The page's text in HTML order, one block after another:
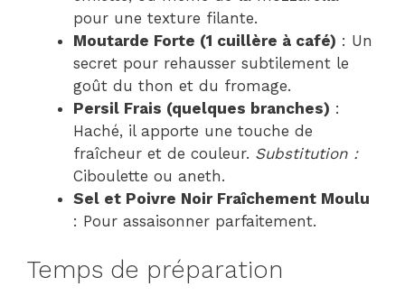
pour une texture filante.
Moutarde Forte (1 cuillère à café) : Un
secret pour rehausser subtilement le
goût du thon et du fromage.
Persil Frais (quelques branches) :
Haché, il apporte une touche de
fraîcheur et de couleur. Substitution :
Ciboulette ou aneth.
Sel et Poivre Noir Fraîchement Moulu
: Pour assaisonner parfaitement.
Temps de préparation